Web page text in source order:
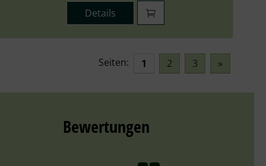
Details
Seiten: 1 2 3 »
Bewertungen